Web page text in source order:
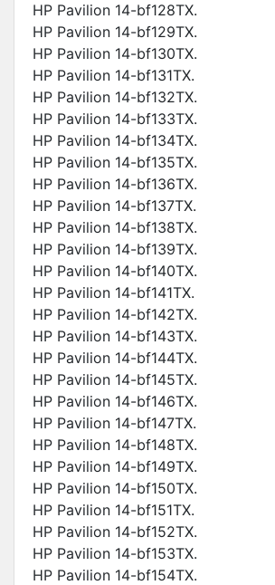
HP Pavilion 14-bf128TX.
HP Pavilion 14-bf129TX.
HP Pavilion 14-bf130TX.
HP Pavilion 14-bf131TX.
HP Pavilion 14-bf132TX.
HP Pavilion 14-bf133TX.
HP Pavilion 14-bf134TX.
HP Pavilion 14-bf135TX.
HP Pavilion 14-bf136TX.
HP Pavilion 14-bf137TX.
HP Pavilion 14-bf138TX.
HP Pavilion 14-bf139TX.
HP Pavilion 14-bf140TX.
HP Pavilion 14-bf141TX.
HP Pavilion 14-bf142TX.
HP Pavilion 14-bf143TX.
HP Pavilion 14-bf144TX.
HP Pavilion 14-bf145TX.
HP Pavilion 14-bf146TX.
HP Pavilion 14-bf147TX.
HP Pavilion 14-bf148TX.
HP Pavilion 14-bf149TX.
HP Pavilion 14-bf150TX.
HP Pavilion 14-bf151TX.
HP Pavilion 14-bf152TX.
HP Pavilion 14-bf153TX.
HP Pavilion 14-bf154TX.